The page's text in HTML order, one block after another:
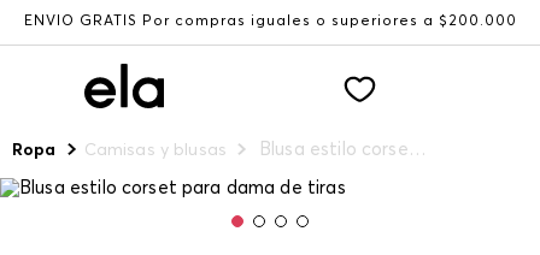
ENVÍO GRATIS Por compras iguales o superiores a $200.000
Ropa Camisas y blusas Blusa estilo corset para dama de tiras